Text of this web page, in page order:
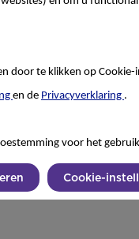
door te klikken op Cookie-
en de Privacyverklaring .
voor het
Cookie-